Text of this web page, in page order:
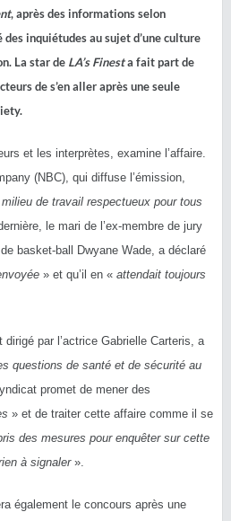
, après des informations selon
inquiétudes au sujet d’une culture
La star de LA’s Finesta fait part de
de s’en aller après une seule
et les interprètes, examine l’affaire.
(NBC), qui diffuse l’émission,
de travail respectueux pour tous
le mari de l’ex-membre de jury
basket-ball Dwyane Wade, a déclaré
» et qu’il en « attendait toujours
par l’actrice Gabrielle Carteris, a
questions de santé et de sécurité au
promet de mener des
» et de traiter cette affaire comme il se
des mesures pour enquêter sur cette
à signaler».
également le concours après une